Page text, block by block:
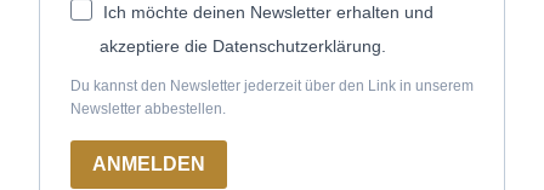
Ich möchte deinen Newsletter erhalten und
akzeptiere die Datenschutzerklärung.
Du kannst den Newsletter jederzeit über den Link in unserem
Newsletter abbestellen.
ANMELDEN